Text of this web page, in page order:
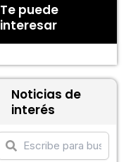
Te puede
interesar
Noticias de
interés